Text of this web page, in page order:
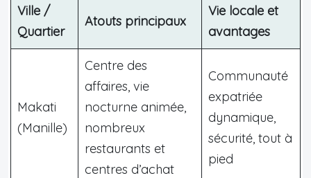
Ville /
Quartier
Atouts principaux
Vie locale et
avantages
Makati
(Manille)
Centre des
affaires, vie
nocturne animée,
nombreux
restaurants et
centres d’achat
Communauté
expatriée
dynamique,
sécurité, tout à
pied